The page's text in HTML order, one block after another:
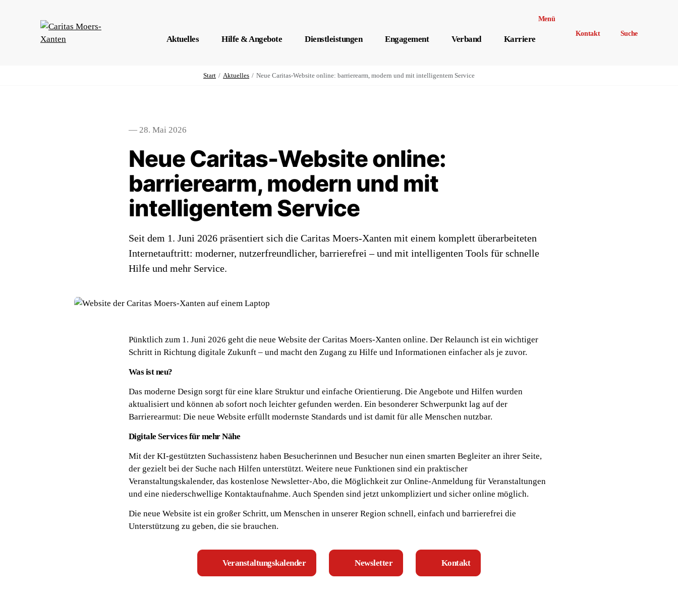
Menü
Aktuelles Hilfe & Angebote Dienstleistungen Engagement Verband Karriere
Kontakt Suche
Start Aktuelles Neue Caritas-Website online: barrierearm, modern und mit intelligentem Service
— 28. Mai 2026
Neue Caritas-Website online:
barrierearm, modern und mit
intelligentem Service
Seit dem 1. Juni 2026 präsentiert sich die Caritas Moers-Xanten mit einem komplett überarbeiteten
Internetauftritt: moderner, nutzerfreundlicher, barrierefrei – und mit intelligenten Tools für schnelle
Hilfe und mehr Service.
Pünktlich zum 1. Juni 2026 geht die neue Website der Caritas Moers-Xanten online. Der Relaunch ist ein wichtiger
Schritt in Richtung digitale Zukunft – und macht den Zugang zu Hilfe und Informationen einfacher als je zuvor.
Was ist neu?
Das moderne Design sorgt für eine klare Struktur und einfache Orientierung. Die Angebote und Hilfen wurden
aktualisiert und können ab sofort noch leichter gefunden werden. Ein besonderer Schwerpunkt lag auf der
Barrierearmut: Die neue Website erfüllt modernste Standards und ist damit für alle Menschen nutzbar.
Digitale Services für mehr Nähe
Mit der KI-gestützten Suchassistenz haben Besucherinnen und Besucher nun einen smarten Begleiter an ihrer Seite,
der gezielt bei der Suche nach Hilfen unterstützt. Weitere neue Funktionen sind ein praktischer
Veranstaltungskalender, das kostenlose Newsletter-Abo, die Möglichkeit zur Online-Anmeldung für Veranstaltungen
und eine niederschwellige Kontaktaufnahme. Auch Spenden sind jetzt unkompliziert und sicher online möglich.
Die neue Website ist ein großer Schritt, um Menschen in unserer Region schnell, einfach und barrierefrei die
Unterstützung zu geben, die sie brauchen.
Veranstaltungskalender Newsletter Kontakt